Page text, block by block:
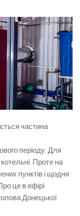
частина
періоду. Для
Проте на
пунктів і щодня
це в ефірі
Донецької